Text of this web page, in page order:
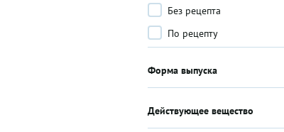
Без рецепта
По рецепту
Форма выпуска
Действующее вещество